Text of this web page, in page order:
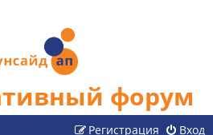
форум
Вход
Регистрация